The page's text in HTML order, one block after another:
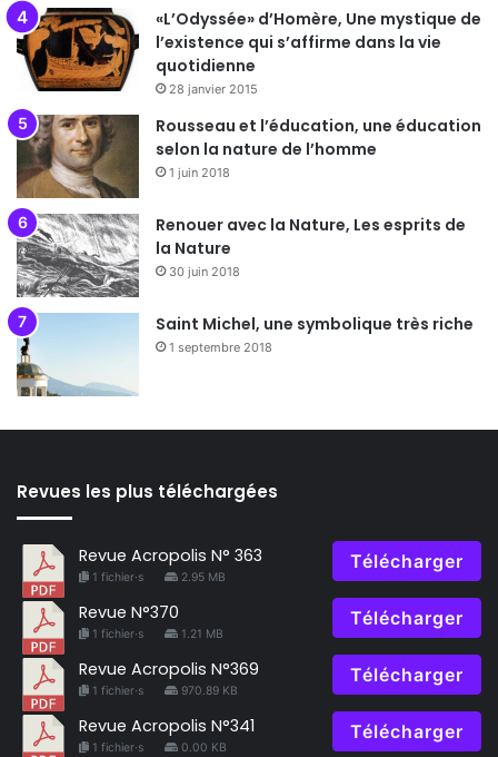
«L’Odyssée» d’Homère, Une mystique de
l’existence qui s’affirme dans la vie
quotidienne
28 janvier 2015
Rousseau et l’éducation, une éducation
selon la nature de l’homme
1 juin 2018
Renouer avec la Nature, Les esprits de
la Nature
30 juin 2018
Saint Michel, une symbolique très riche
1 septembre 2018
Revues les plus téléchargées
Revue Acropolis N° 363
1 fichier·s 2.95 MB
Télécharger
Revue N°370
1 fichier·s 1.21 MB
Télécharger
Revue Acropolis N°369
1 fichier·s 970.89 KB
Télécharger
Revue Acropolis N°341
1 fichier·s 0.00 KB
Télécharger